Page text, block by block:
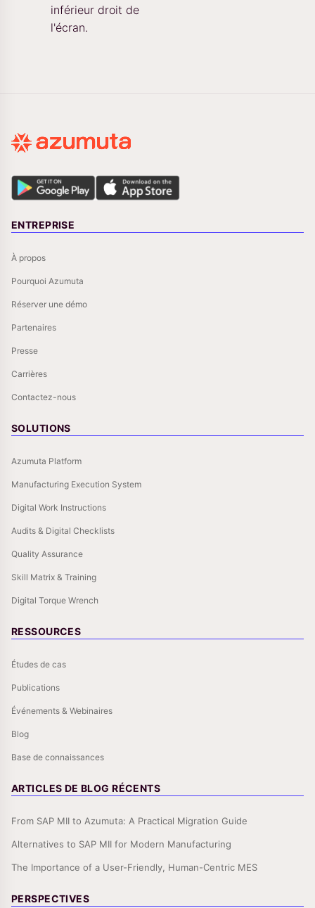
inférieur droit de
l'écran.
ENTREPRISE
À propos
Pourquoi Azumuta
Réserver une démo
Partenaires
Presse
Carrières
Contactez-nous
SOLUTIONS
Azumuta Platform
Manufacturing Execution System
Digital Work Instructions
Audits & Digital Checklists
Quality Assurance
Skill Matrix & Training
Digital Torque Wrench
RESSOURCES
Études de cas
Publications
Événements & Webinaires
Blog
Base de connaissances
ARTICLES DE BLOG RÉCENTS
From SAP MII to Azumuta: A Practical Migration Guide
Alternatives to SAP MII for Modern Manufacturing
The Importance of a User-Friendly, Human-Centric MES
PERSPECTIVES